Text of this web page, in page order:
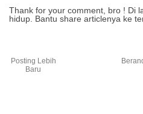
Thank for your comment, bro ! Di
hidup. Bantu share articlenya ke
Posting Lebih
Baru